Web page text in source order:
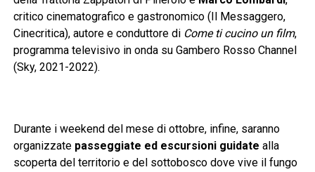
critico cinematografico e gastronomico (Il Messaggero,
Cinecritica), autore e conduttore di Come ti cucino un film,
programma televisivo in onda su Gambero Rosso Channel
(Sky, 2021-2022).
Durante i weekend del mese di ottobre, infine, saranno
organizzate passeggiate ed escursioni guidate alla
scoperta del territorio e del sottobosco dove vive il fungo